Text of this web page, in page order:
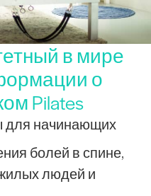
в мире
о
Pilates
для начинающих
болей в спине,
людей и